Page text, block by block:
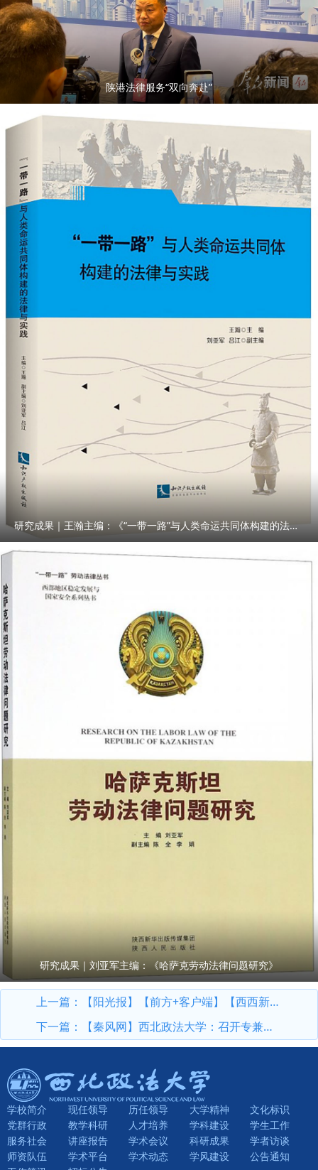
陕港法律服务“双向奔赴”
研究成果｜王瀚主编：《“一带一路”与人类命运共同体构建的法律与实践》
研究成果｜刘亚军主编：《哈萨克劳动法律问题研究》
上一篇：
【阳光报】【前方+客户端】【西西新闻】凝聚宣传合力 讲好西法大故事——西北政法大学举行“智媒融合 赋能高水平大学建设”媒体座谈会
下一篇：
【秦风网】西北政法大学：召开专兼职纪检监察干部业务学习培训会
学校简介 现任领导 历任领导 大学精神
文化标识
党群行政
教学科研 人才培养 学科建设
学生工作
服务社会
讲座报告 学术会议 科研成果
学者访谈
师资队伍
学术平台 学术动态 学风建设
公告通知